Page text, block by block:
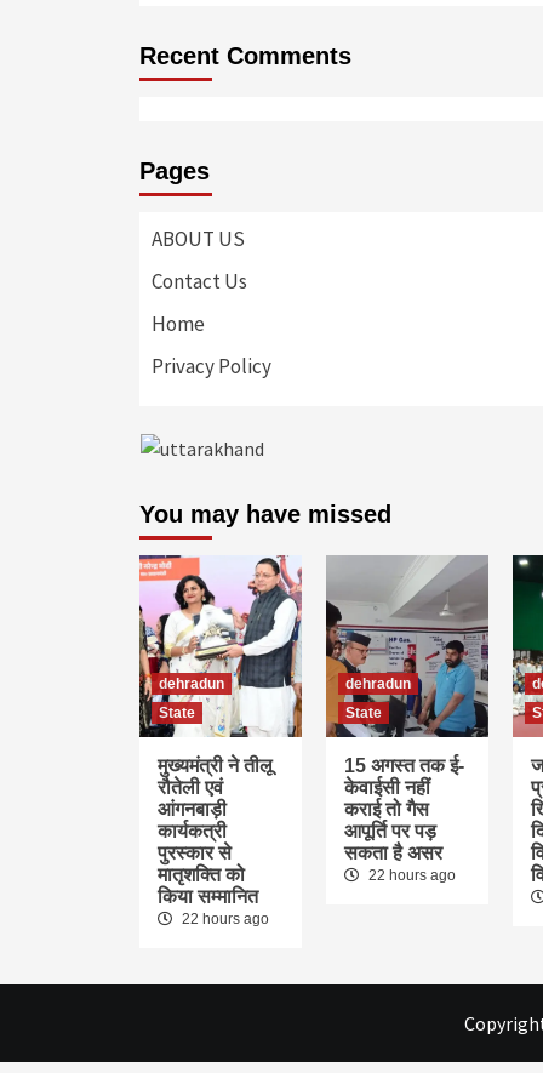
Recent Comments
Pages
ABOUT US
Contact Us
Home
Privacy Policy
You may have missed
dehradun
State
मुख्यमंत्री ने तीलू
रौतेली एवं
आंगनबाड़ी
कार्यकत्री
पुरस्कार से
मातृशक्ति को
किया सम्मानित
22 hours ago
dehradun
State
15 अगस्त तक ई-
केवाईसी नहीं
कराई तो गैस
आपूर्ति पर पड़
सकता है असर
22 hours ago